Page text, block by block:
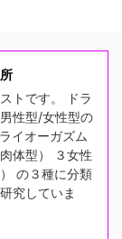
トです。 ドラ
性型/女性型の
イオーガズム
体型） ３女性
の３種に分類
究していま